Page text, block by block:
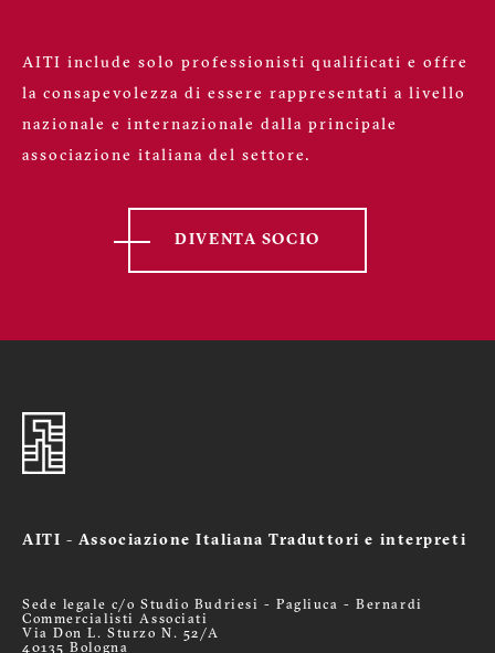
AITI include solo professionisti qualificati e offre
la consapevolezza di essere rappresentati a livello
nazionale e internazionale dalla principale
associazione italiana del settore.
DIVENTA SOCIO
AITI - Associazione Italiana Traduttori e interpreti
Sede legale c/o Studio Budriesi - Pagliuca - Bernardi
Commercialisti Associati
Via Don L. Sturzo N. 52/A
40135 Bologna